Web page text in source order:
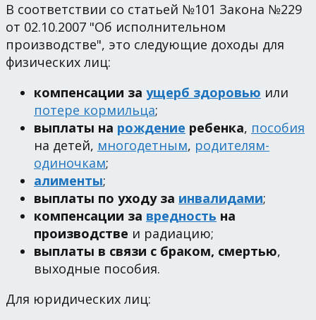
В соответствии со статьей №101 Закона №229
от 02.10.2007 "Об исполнительном
производстве", это следующие доходы для
физических лиц:
компенсации за ущерб здоровью или
потере кормильца;
выплаты на рождение ребенка, пособия
на детей, многодетным, родителям-
одиночкам;
алименты;
выплаты по уходу за инвалидами;
компенсации за вредность на
производстве и радиацию;
выплаты в связи с браком, смертью,
выходные пособия.
Для юридических лиц: